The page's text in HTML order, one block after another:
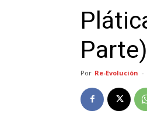
Parte)
Por Re-Evolución -